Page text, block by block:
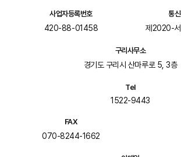
사업자등록번호
420-88-01458
통
제2020-
구리사무소
경기도 구리시 산마루로 5, 3층
Tel
1522-9443
FAX
070-8244-1662